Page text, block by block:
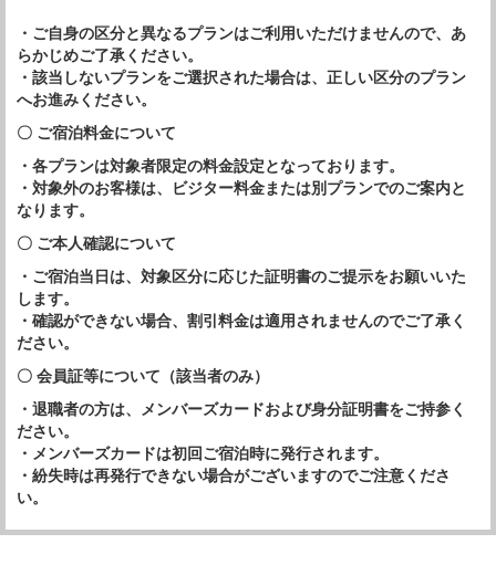
・ご自身の区分と異なるプランはご利用いただけませんので、あ
らかじめご了承ください。
・該当しないプランをご選択された場合は、正しい区分のプラン
へお進みください。
〇 ご宿泊料金について
・各プランは対象者限定の料金設定となっております。
・対象外のお客様は、ビジター料金または別プランでのご案内と
なります。
〇 ご本人確認について
・ご宿泊当日は、対象区分に応じた証明書のご提示をお願いいた
します。
・確認ができない場合、割引料金は適用されませんのでご了承く
ださい。
〇 会員証等について（該当者のみ）
・退職者の方は、メンバーズカードおよび身分証明書をご持参く
ださい。
・メンバーズカードは初回ご宿泊時に発行されます。
・紛失時は再発行できない場合がございますのでご注意くださ
い。